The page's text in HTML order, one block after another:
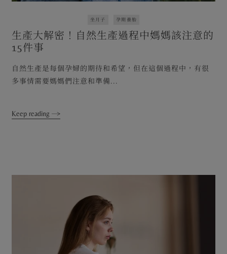
坐月子 孕期養胎
生產大解密！自然生產過程中媽媽該注意的
15件事
自然生產是每個孕婦的期待和希望，但在這個過程中，有很
多事情需要媽媽們注意和準備...
Keep reading